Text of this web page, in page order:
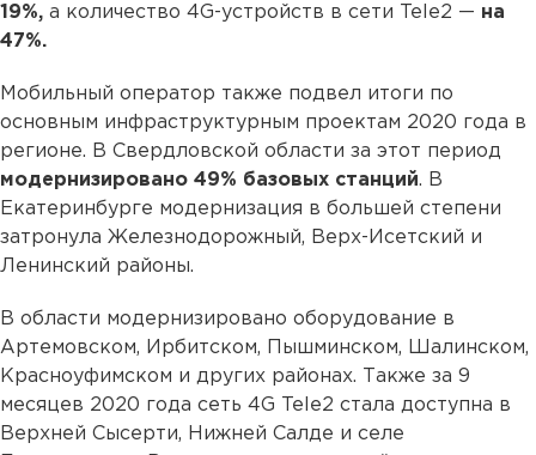
19%, а количество 4G-устройств в сети Tele2 — на
47%.
Мобильный оператор также подвел итоги по
основным инфраструктурным проектам 2020 года в
регионе. В Свердловской области за этот период
модернизировано 49% базовых станций. В
Екатеринбурге модернизация в большей степени
затронула Железнодорожный, Верх-Исетский и
Ленинский районы.
В области модернизировано оборудование в
Артемовском, Ирбитском, Пышминском, Шалинском,
Красноуфимском и других районах. Также за 9
месяцев 2020 года сеть 4G Tele2 стала доступна в
Верхней Сысерти, Нижней Салде и селе